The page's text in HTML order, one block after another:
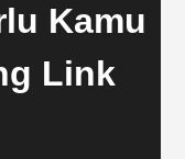
Kamu
Link